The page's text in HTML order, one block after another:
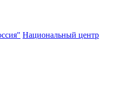
Национальный центр